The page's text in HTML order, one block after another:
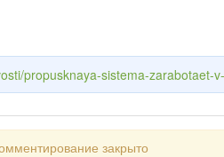
propusknaya-sistema-zarabotaet-
закрыто